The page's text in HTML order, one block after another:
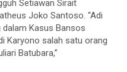
Setiawan Sirait
Joko Santoso. “Adi
dalam Kasus Bansos
Karyono salah satu orang
Batubara,”